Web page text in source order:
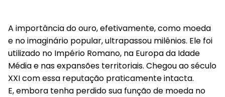
A importância do ouro, efetivamente, como moeda
e no imaginário popular, ultrapassou milênios. Ele foi
utilizado no Império Romano, na Europa da Idade
Média e nas expansões territoriais. Chegou ao século
XXI com essa reputação praticamente intacta.
E, embora tenha perdido sua função de moeda no